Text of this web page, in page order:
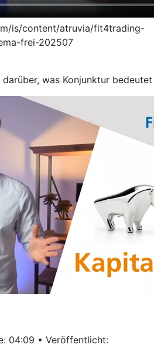
is/content/atruvia/fit4trading-
frei-202507
was Konjunktur bedeutet
04:09 • Veröffentlicht: